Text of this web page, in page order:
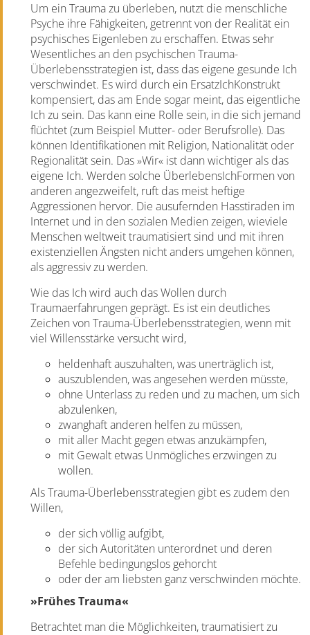
Um ein Trauma zu überleben, nutzt die menschliche
Psyche ihre Fähigkeiten, getrennt von der Realität ein
psychisches Eigenleben zu erschaffen. Etwas sehr
Wesentliches an den psychischen Trauma-
Überlebensstrategien ist, dass das eigene gesunde Ich
verschwindet. Es wird durch ein ErsatzIchKonstrukt
kompensiert, das am Ende sogar meint, das eigentliche
Ich zu sein. Das kann eine Rolle sein, in die sich jemand
flüchtet (zum Beispiel Mutter- oder Berufsrolle). Das
können Identifikationen mit Religion, Nationalität oder
Regionalität sein. Das »Wir« ist dann wichtiger als das
eigene Ich. Werden solche ÜberlebensIchFormen von
anderen angezweifelt, ruft das meist heftige
Aggressionen hervor. Die ausufernden Hasstiraden im
Internet und in den sozialen Medien zeigen, wieviele
Menschen weltweit traumatisiert sind und mit ihren
existenziellen Ängsten nicht anders umgehen können,
als aggressiv zu werden.
Wie das Ich wird auch das Wollen durch
Traumaerfahrungen geprägt. Es ist ein deutliches
Zeichen von Trauma-Überlebensstrategien, wenn mit
viel Willensstärke versucht wird,
heldenhaft auszuhalten, was unerträglich ist,
auszublenden, was angesehen werden müsste,
ohne Unterlass zu reden und zu machen, um sich
abzulenken,
zwanghaft anderen helfen zu müssen,
mit aller Macht gegen etwas anzukämpfen,
mit Gewalt etwas Unmögliches erzwingen zu
wollen.
Als Trauma-Überlebensstrategien gibt es zudem den
Willen,
der sich völlig aufgibt,
der sich Autoritäten unterordnet und deren
Befehle bedingungslos gehorcht
oder der am liebsten ganz verschwinden möchte.
»Frühes Trauma«
Betrachtet man die Möglichkeiten, traumatisiert zu